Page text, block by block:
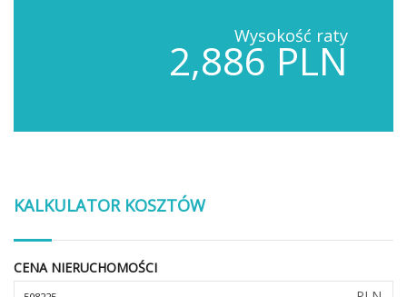
Wysokość raty
2,886 PLN
KALKULATOR KOSZTÓW
CENA NIERUCHOMOŚCI